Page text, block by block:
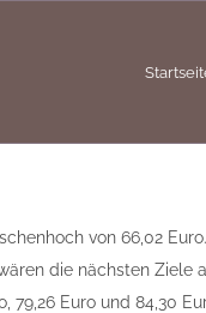
von 66,02
die nächsten
79,26 Euro und 84,30